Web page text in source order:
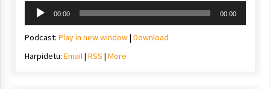
Soinu
erreproduzigailua
00:00 00:00
Podcast: Play in new window| Download
Harpidetu: Email| RSS | More